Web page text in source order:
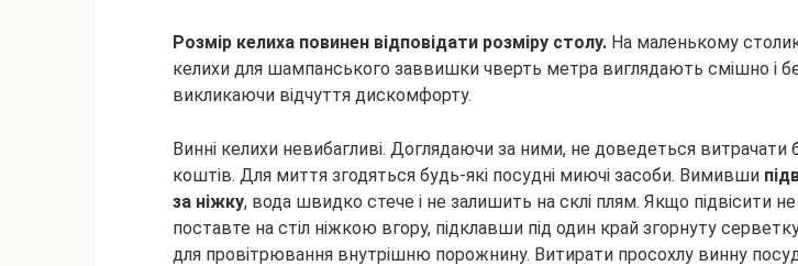
Розмір келиха повинен відповідати розміру столу. На маленькому
келихи для шампанського заввишки чверть метра виглядають смішно і
викликаючи відчуття дискомфорту.
Винні келихи невибагливі. Доглядаючи за ними, не доведеться витрачати
коштів. Для миття згодяться будь-які посудні миючі засоби. Вимивши
за ніжку, вода швидко стече і не залишить на склі плям. Якщо підвісити
поставте на стіл ніжкою вгору, підклавши під один край згорнуту
для провітрювання внутрішню порожнину. Витирати просохлу винну